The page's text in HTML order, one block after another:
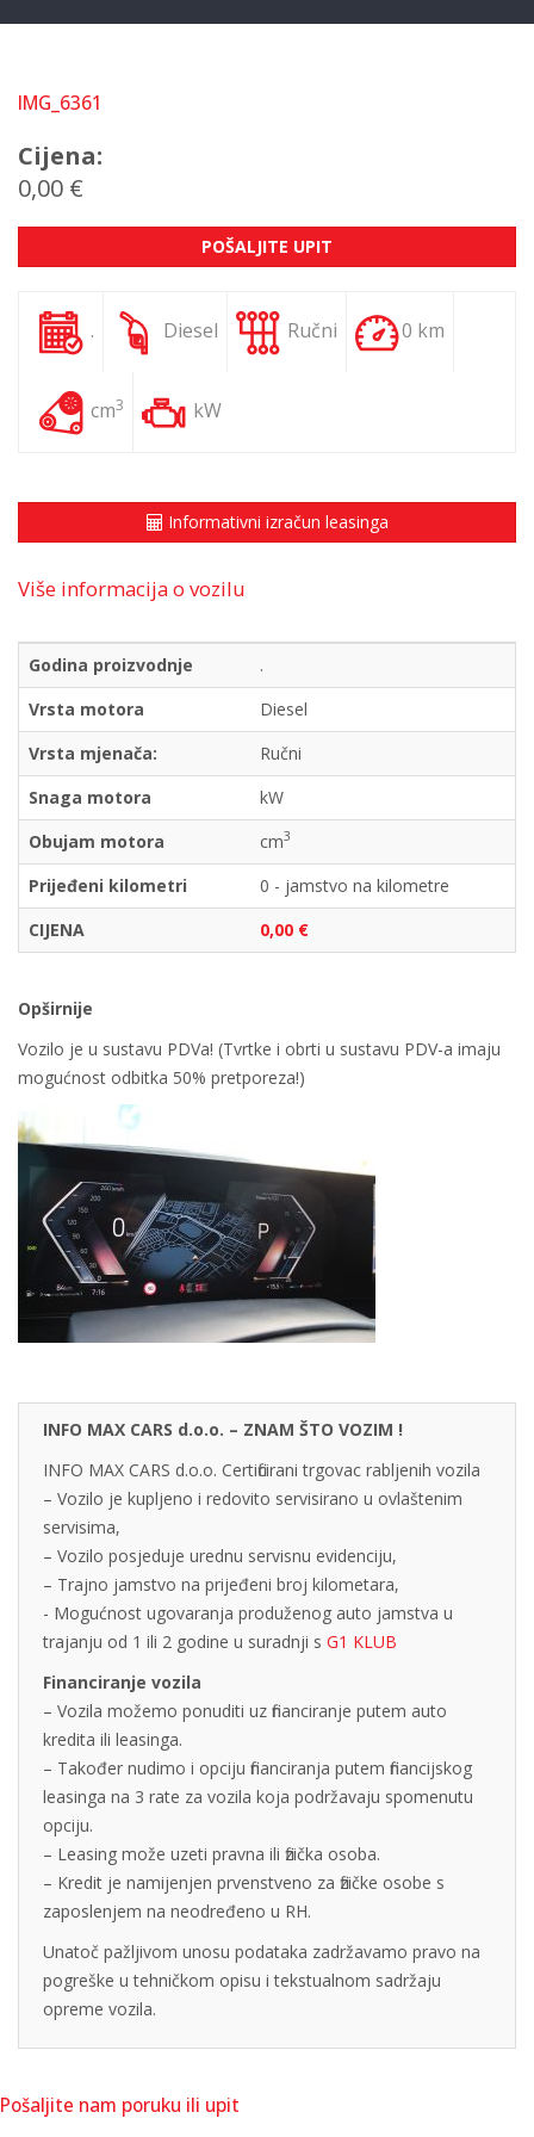
IMG_6361
Cijena:
0,00 €
POŠALJITE UPIT
. Diesel Ručni 0 km
cm3 kW
Informativni izračun leasinga
Više informacija o vozilu
Godina proizvodnje
.
Vrsta motora
Diesel
Vrsta mjenača:
Ručni
Snaga motora
kW
Obujam motora
cm3
Prijeđeni kilometri
0 - jamstvo na kilometre
CIJENA
0,00 €
Opširnije
Vozilo je u sustavu PDVa! (Tvrtke i obrti u sustavu PDV-a imaju
mogućnost odbitka 50% pretporeza!)
INFO MAX CARS d.o.o. – ZNAM ŠTO VOZIM !
INFO MAX CARS d.o.o. Certificirani trgovac rabljenih vozila
– Vozilo je kupljeno i redovito servisirano u ovlaštenim
servisima,
– Vozilo posjeduje urednu servisnu evidenciju,
– Trajno jamstvo na prijeđeni broj kilometara,
- Mogućnost ugovaranja produženog auto jamstva u
trajanju od 1 ili 2 godine u suradnji s G1 KLUB
Financiranje vozila
– Vozila možemo ponuditi uz financiranje putem auto
kredita ili leasinga.
– Također nudimo i opciju financiranja putem financijskog
leasinga na 3 rate za vozila koja podržavaju spomenutu
opciju.
– Leasing može uzeti pravna ili fizička osoba.
– Kredit je namijenjen prvenstveno za fizičke osobe s
zaposlenjem na neodređeno u RH.
Unatoč pažljivom unosu podataka zadržavamo pravo na
pogreške u tehničkom opisu i tekstualnom sadržaju
opreme vozila.
Pošaljite nam poruku ili upit